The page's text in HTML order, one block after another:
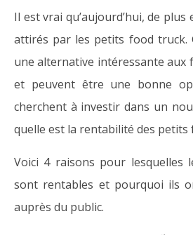
Il est vrai qu’aujourd’hui, de
attirés par les petits food truck.
une alternative intéressante aux
et peuvent être une bonne
cherchent à investir dans un
quelle est la rentabilité des petits
Voici 4 raisons pour lesquelles
sont rentables et pourquoi ils
auprès du public.